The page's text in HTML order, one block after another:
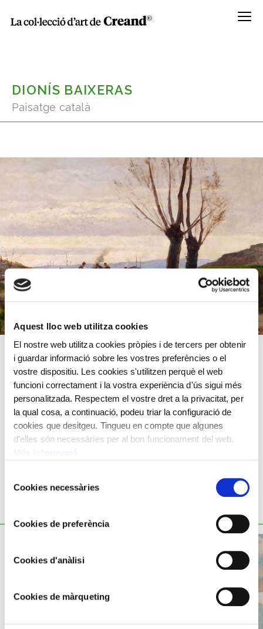
Aquest lloc web utilitza cookies
El nostre web utilitza cookies pròpies i de tercers per obtenir
i guardar informació sobre les vostres preferències o el
vostre dispositiu. Les cookies s'utilitzen perquè el web
funcioni correctament i la vostra experiència d'ús sigui més
personalitzada. Respectem el vostre dret a la privacitat, per
la qual cosa, a continuació, podeu triar la configuració de
cookies que desitgeu. Tingueu en compte que algunes
d'elles són necessàries per al bon funcionament del web.
deCookies necessàries
Cookies de preferència
Cookies d'anàlisi
Cookies de màrqueting
Menú
DIONÍS BAIXERAS
Paisatge català
Oli sobre tela
72x108 cm
Dionís Baixeras, 1862 - 1943